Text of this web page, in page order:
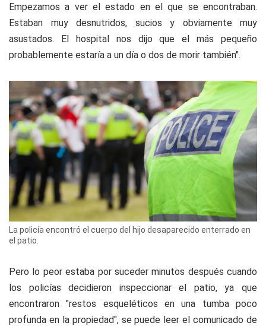
Empezamos a ver el estado en el que se encontraban.
Estaban muy desnutridos, sucios y obviamente muy
asustados. El hospital nos dijo que el más pequeño
probablemente estaría a un día o dos de morir también".
La policía encontró el cuerpo del hijo desaparecido enterrado en
el patio.
Pero lo peor estaba por suceder minutos después cuando
los policías decidieron inspeccionar el patio, ya que
encontraron "restos esqueléticos en una tumba poco
profunda en la propiedad", se puede leer el comunicado de